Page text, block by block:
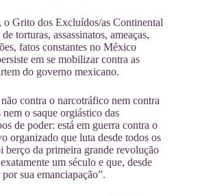
Grito dos Excluídos/as Continental
torturas, assassinatos, ameaças,
fatos constantes no México
em se mobilizar contra as
do governo mexicano.
contra o narcotráfico nem contra
o saque orgiástico das
de poder: está em guerra contra o
organizado que luta desde todos os
berço da primeira grande revolução
um século e que, desde
sua emanciapação”.